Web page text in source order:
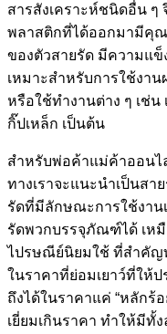
สารสังเคราะห์ชนิดอื่น ๆ
พลาสติกที่ได้ออกมามีคุ
ของตัวสายรัด มีความแ
เหมาะสำหรับการใช้งา
หรือใช้ทำงานต่าง ๆ เช่
กิ๊ปเหล็ก เป็นต้น
สำหรับพ่อค้าแม่ค้าออนไ
ทางเราจะแนะนำเป็นสา
รัดที่มีลักษณะการใช้งาน
รัดพวกบรรจุภัณฑ์ได้ เห
ไปรษณีย์นิยมใช้ ที่สำคัญ
ในราคาที่ย่อมเยาว์ที่ให้
ถึงได้ในราคาแค่ “หลัก
เยี่ยมเกินราคา ทำให้มีทั้